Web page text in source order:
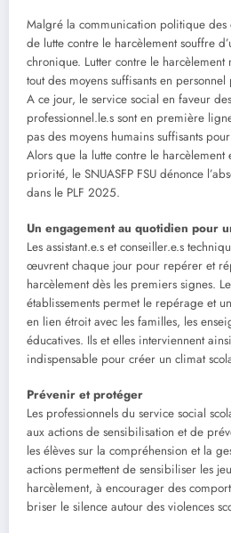
Malgré la communication politique
de lutte contre le harcèlement souffre
chronique. Lutter contre le harcèlement
tout des moyens suffisants en
A ce jour, le service social en faveur
professionnel.le.s sont en première
pas des moyens humains suffisants
Alors que la lutte contre le harcèlement
priorité, le SNUASFP FSU dénonce
dans le PLF 2025.
Un engagement au quotidien pour
Les assistant.e.s et conseiller.e.s
œuvrent chaque jour pour repérer et
harcèlement dès les premiers signes.
établissements permet le repérage et
en lien étroit avec les familles, les
éducatives. Ils et elles interviennent
indispensable pour créer un climat
Prévenir et protéger
Les professionnels du service social
aux actions de sensibilisation et de
les élèves sur la compréhension et la
actions permettent de sensibiliser les
harcèlement, à encourager des
briser le silence autour des violences